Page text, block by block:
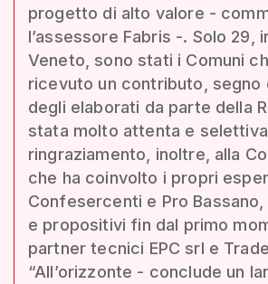
progetto di alto valore -
l’assessore Fabris -. Solo 29,
Veneto, sono stati i Comuni
ricevuto un contributo, segno
degli elaborati da parte della
stata molto attenta e
ringraziamento, inoltre, alla
che ha coinvolto i propri
Confesercenti e Pro
e propositivi fin dal primo
partner tecnici EPC srl e
“All’orizzonte - conclude un